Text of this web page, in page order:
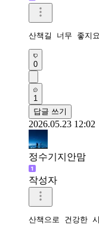
산책길 너무 좋지요
0
1
답글 쓰기
2026.05.23 12:02
정수기지안맘
작성자
산책으로 건강한